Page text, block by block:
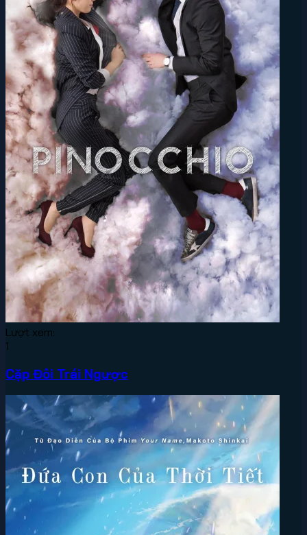
VN2
Phim Lẻ
Phim Bộ
Thể Loại
Quốc Gia
Năm Phát Hành
Phim Chiếu Rạp
Top Phim Hot
Lượt xem:
1
Cặp Đôi Trái Ngược